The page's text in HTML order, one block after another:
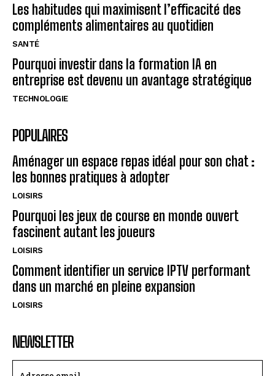
Les habitudes qui maximisent l’efficacité des
compléments alimentaires au quotidien
SANTÉ
Pourquoi investir dans la formation IA en
entreprise est devenu un avantage stratégique
TECHNOLOGIE
POPULAIRES
Aménager un espace repas idéal pour son chat :
les bonnes pratiques à adopter
LOISIRS
Pourquoi les jeux de course en monde ouvert
fascinent autant les joueurs
LOISIRS
Comment identifier un service IPTV performant
dans un marché en pleine expansion
LOISIRS
NEWSLETTER